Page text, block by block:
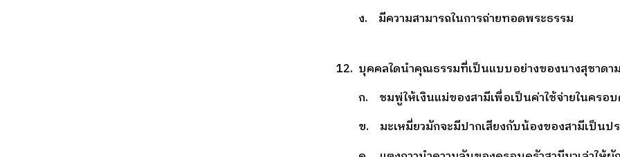
ง. มีความสามารถในการถ่ายทอดพระธรรม
12. บุคคลใดนำคุณธรรมที่เป็นแบบอย่างของนางสุชาดา
ก. ชมพู่ให้เงินแม่ของสามีเพื่อเป็นค่าใช้จ่ายในครอบ
ข. มะเหมี่ยวมักจะมีปากเสียงกับน้องของสามีเป็นปร